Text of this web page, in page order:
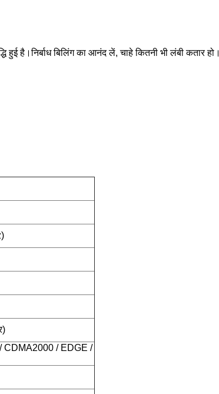
हुई है।निर्बाध बिलिंग का आनंद लें, चाहे कितनी भी लंबी कतार हो।
CDMA2000 / EDGE /